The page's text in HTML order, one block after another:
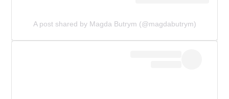
A post shared by Magda Butrym (@magdabutrym)